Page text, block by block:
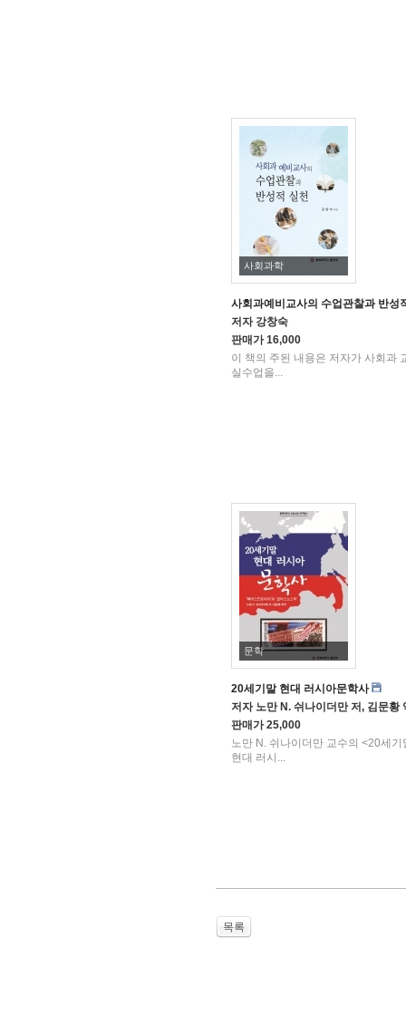
사회과학
사회과예비교사의 수업관찰과 반성
저자강창숙
판매가16,000
이 책의 주된 내용은 저자가 사회과
실수업을...
문학
20세기말 현대 러시아문학사
저자노만 N. 쉬나이더만 저, 김문황
판매가25,000
노만 N. 쉬나이더만 교수의 <20세기
현대 러시...
목록